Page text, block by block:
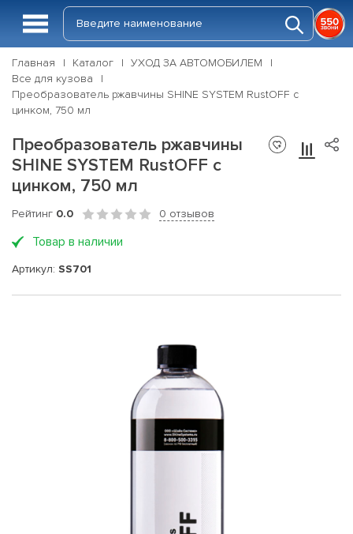
Главная Каталог
УХОД ЗА АВТОМОБИЛЕМ
Все для кузова
Преобразователь ржавчины SHINE SYSTEM RustOFF с
цинком, 750 мл
Преобразователь ржавчины
SHINE SYSTEM RustOFF с
цинком, 750 мл
Рейтинг 0.0 0 отзывов
Товар в наличии
Артикул: SS701